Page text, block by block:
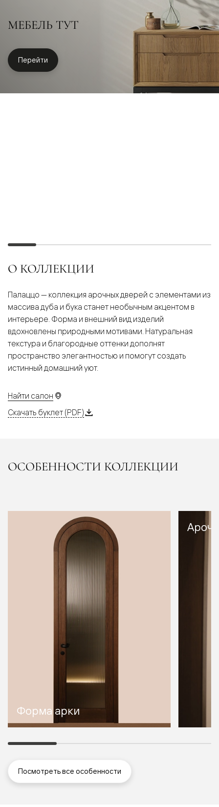
МЕБЕЛЬ ТУТ
Перейти
О КОЛЛЕКЦИИ
Палаццо — коллекция арочных дверей с элементами из
массива дуба и бука станет необычным акцентом в
интерьере. Форма и внешний вид изделий
вдохновлены природными мотивами. Натуральная
текстура и благородные оттенки дополнят
пространство элегантностью и помогут создать
истинный домашний уют.
Найти салон
Скачать буклет (PDF)
ОСОБЕННОСТИ КОЛЛЕКЦИИ
Форма арки
Посмотреть все особенности